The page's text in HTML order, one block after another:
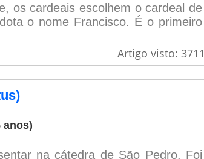
os cardeais escolhem o cardeal de
o nome Francisco. É o primeiro
Artigo visto: 3711
anos)
na cátedra de São Pedro. Foi